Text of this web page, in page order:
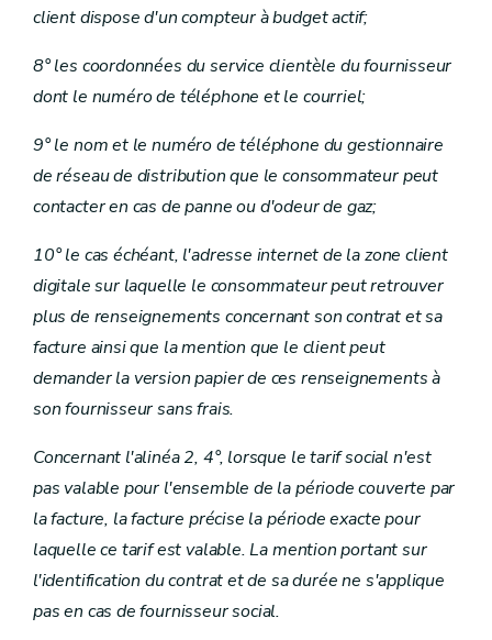
client dispose d'un compteur à budget actif;
8° les coordonnées du service clientèle du fournisseur
dont le numéro de téléphone et le courriel;
9° le nom et le numéro de téléphone du gestionnaire
de réseau de distribution que le consommateur peut
contacter en cas de panne ou d'odeur de gaz;
10° le cas échéant, l'adresse internet de la zone client
digitale sur laquelle le consommateur peut retrouver
plus de renseignements concernant son contrat et sa
facture ainsi que la mention que le client peut
demander la version papier de ces renseignements à
son fournisseur sans frais.
Concernant l'alinéa 2, 4°, lorsque le tarif social n'est
pas valable pour l'ensemble de la période couverte par
la facture, la facture précise la période exacte pour
laquelle ce tarif est valable. La mention portant sur
l'identification du contrat et de sa durée ne s'applique
pas en cas de fournisseur social.